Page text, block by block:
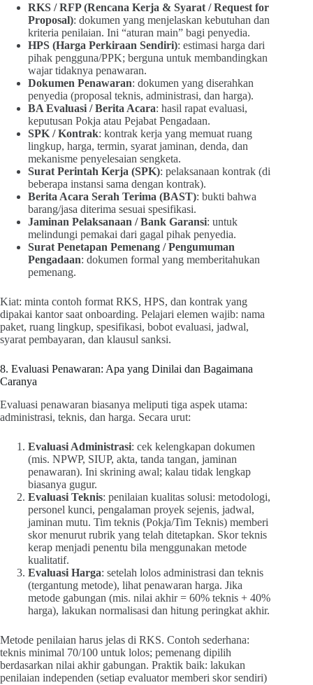
RKS / RFP (Rencana Kerja & Syarat / Request for
Proposal): dokumen yang menjelaskan kebutuhan dan
kriteria penilaian. Ini “aturan main” bagi penyedia.
HPS (Harga Perkiraan Sendiri): estimasi harga dari
pihak pengguna/PPK; berguna untuk membandingkan
wajar tidaknya penawaran.
Dokumen Penawaran: dokumen yang diserahkan
penyedia (proposal teknis, administrasi, dan harga).
BA Evaluasi / Berita Acara: hasil rapat evaluasi,
keputusan Pokja atau Pejabat Pengadaan.
SPK / Kontrak: kontrak kerja yang memuat ruang
lingkup, harga, termin, syarat jaminan, denda, dan
mekanisme penyelesaian sengketa.
Surat Perintah Kerja (SPK): pelaksanaan kontrak (di
beberapa instansi sama dengan kontrak).
Berita Acara Serah Terima (BAST): bukti bahwa
barang/jasa diterima sesuai spesifikasi.
Jaminan Pelaksanaan / Bank Garansi: untuk
melindungi pemakai dari gagal pihak penyedia.
Surat Penetapan Pemenang / Pengumuman
Pengadaan: dokumen formal yang memberitahukan
pemenang.
Kiat: minta contoh format RKS, HPS, dan kontrak yang
dipakai kantor saat onboarding. Pelajari elemen wajib: nama
paket, ruang lingkup, spesifikasi, bobot evaluasi, jadwal,
syarat pembayaran, dan klausul sanksi.
8. Evaluasi Penawaran: Apa yang Dinilai dan Bagaimana
Caranya
Evaluasi penawaran biasanya meliputi tiga aspek utama:
administrasi, teknis, dan harga. Secara urut:
Evaluasi Administrasi: cek kelengkapan dokumen
(mis. NPWP, SIUP, akta, tanda tangan, jaminan
penawaran). Ini skrining awal; kalau tidak lengkap
biasanya gugur.
Evaluasi Teknis: penilaian kualitas solusi: metodologi,
personel kunci, pengalaman proyek sejenis, jadwal,
jaminan mutu. Tim teknis (Pokja/Tim Teknis) memberi
skor menurut rubrik yang telah ditetapkan. Skor teknis
kerap menjadi penentu bila menggunakan metode
kualitatif.
Evaluasi Harga: setelah lolos administrasi dan teknis
(tergantung metode), lihat penawaran harga. Jika
metode gabungan (mis. nilai akhir = 60% teknis + 40%
harga), lakukan normalisasi dan hitung peringkat akhir.
Metode penilaian harus jelas di RKS. Contoh sederhana:
teknis minimal 70/100 untuk lolos; pemenang dipilih
berdasarkan nilai akhir gabungan. Praktik baik: lakukan
penilaian independen (setiap evaluator memberi skor sendiri)